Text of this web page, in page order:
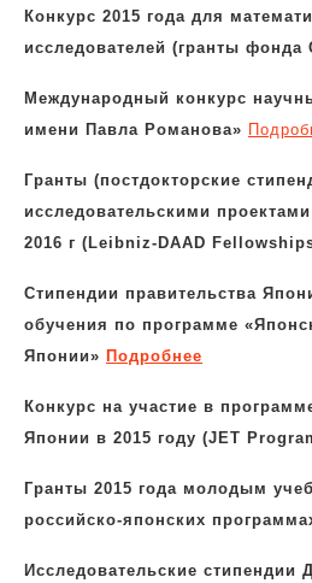
Конкурс 2015 года для
исследователей (гранты фонда
Международный конкурс
имени Павла Романова»
Гранты (постдокторские
исследовательскими
2016 г (Leibniz-DAAD
Стипендии правительства
обучения по программе
Японии» Подробнее
Конкурс на участие в
Японии в 2015 году (JET
Гранты 2015 года молодым
российско-японских
Исследовательские стипендии